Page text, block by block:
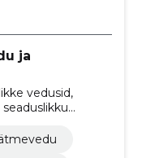
ja
vedusid,
paindlikud